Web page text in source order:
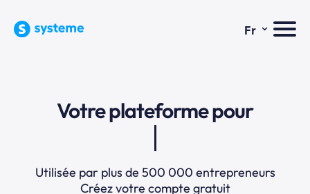
Fr ⌄
Votre plateforme pour
Utilisée par plus de 500 000 entrepreneurs
Créez votre compte gratuit